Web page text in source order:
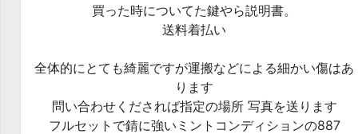
買った時についてた鍵やら説明書。
送料着払い
全体的にとても綺麗ですが運搬などによる細かい傷はあ
ります
問い合わせくだされば指定の場所 写真を送ります
フルセットで錆に強いミントコンディションの887